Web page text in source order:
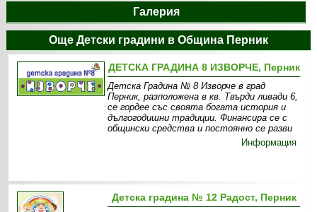
Галерия
Още Детски градини в Община Перник
ДЕТСКА ГРАДИНА 8 ИЗВОРЧЕ, Перник
Детска Градина № 8 Изворче в град
Перник, разположена в кв. Твърди ливади 6,
се гордее със своята богата история и
дългогодишни традиции. Финансира се с
общински средства и постоянно се разви
Информация
Детска градина № 12 Радост, Перник